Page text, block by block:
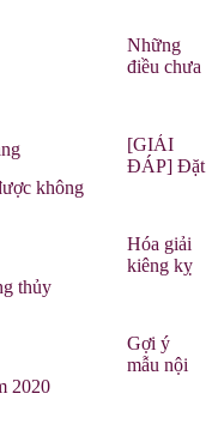
Những
điều chưa
[GIẢI
ĐÁP] Đặt
không
Hóa giải
kiêng kỵ
thủy
Gợi ý
mẫu nội
2020